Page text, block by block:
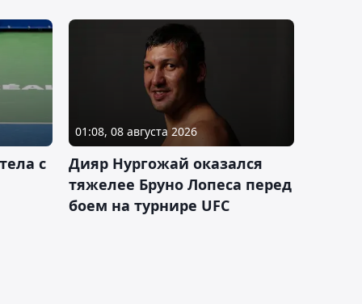
с
01:08, 08 августа 2026
Дияр Нургожай оказался
тяжелее Бруно Лопеса перед
боем на турнире UFC